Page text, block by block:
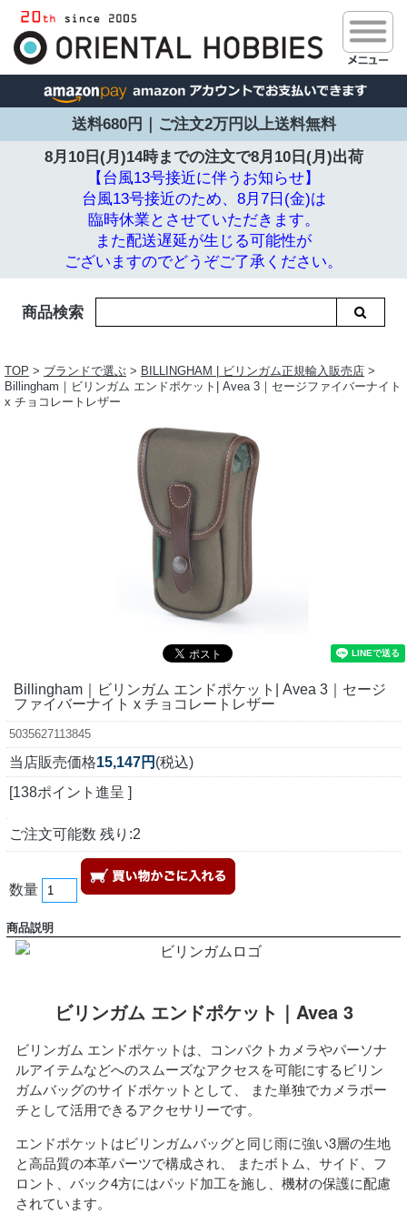
送料680円｜ご注文2万円以上送料無料
8月10日(月)14時までの注文で8月10日(月)出荷
【台風13号接近に伴うお知らせ】
台風13号接近のため、8月7日(金)は
臨時休業とさせていただきます。
また配送遅延が生じる可能性が
ございますのでどうぞご了承ください。
商品検索
TOP > ブランドで選ぶ > BILLINGHAM | ビリンガム正規輸入販売店 >
Billingham｜ビリンガム エンドポケット| Avea 3｜セージファイバーナイト
x チョコレートレザー
Billingham｜ビリンガム エンドポケット| Avea 3｜セージ
ファイバーナイト x チョコレートレザー
5035627113845
当店販売価格15,147円 (税込)
[138ポイント進呈 ]
ご注文可能数 残り:2
数量
商品説明
ビリンガム エンドポケット｜Avea 3
ビリンガム エンドポケットは、コンパクトカメラやパーソナ
ルアイテムなどへのスムーズなアクセスを可能にするビリン
ガムバッグのサイドポケットとして、 また単独でカメラポー
チとして活用できるアクセサリーです。
エンドポケットはビリンガムバッグと同じ雨に強い3層の生地
と高品質の本革パーツで構成され、 またボトム、サイド、フ
ロント、バック4方にはパッド加工を施し、機材の保護に配慮
されています。